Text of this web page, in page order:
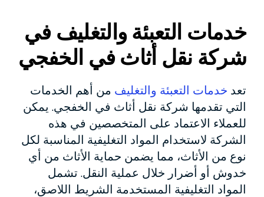
خدمات التعبئة والتغليف في
شركة نقل أثاث في الخفجي
تعد خدمات التعبئة والتغليف من أهم الخدمات
التي تقدمها شركة نقل أثاث في الخفجي. يمكن
للعملاء الاعتماد على المتخصصين في هذه
الشركة لاستخدام المواد التغليفية المناسبة لكل
نوع من الأثاث، مما يضمن حماية الأثاث من أي
خدوش أو أضرار خلال عملية النقل. تشمل
المواد التغليفية المستخدمة الشريط اللاصق،